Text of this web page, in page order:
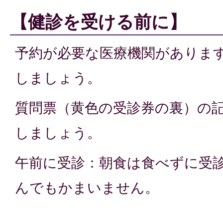
【健診を受ける前に】
予約が必要な医療機関がありま
しましょう。
質問票（黄色の受診券の裏）の
しましょう。
午前に受診：朝食は食べずに受
んでもかまいません。